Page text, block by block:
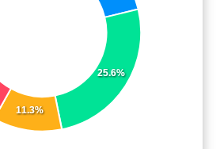
25.6%
11.3%